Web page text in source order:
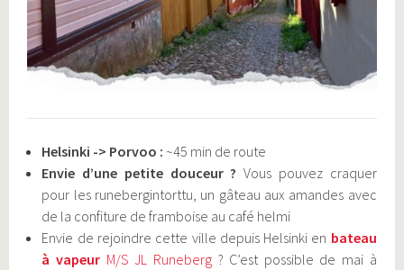
​​Helsinki -> Porvoo : ~45 min de route
​​​Envie d’une petite douceur ? Vous pouvez craquer
pour les runebergintorttu, un gâteau aux amandes avec
de la confiture de framboise au café helmi
️​​​​Envie de rejoindre cette ville depuis Helsinki en bateau
à vapeurM/S JL Runeberg ? C’est possible de mai à